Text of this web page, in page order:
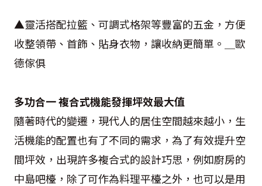
▲靈活搭配拉籃、可調式格架等豐富的五金，方便
收整領帶、首飾、貼身衣物，讓收納更簡單。＿歐
德傢俱
多功合一 複合式機能發揮坪效最大值
隨著時代的變遷，現代人的居住空間越來越小，生
活機能的配置也有了不同的需求，為了有效提升空
間坪效，出現許多複合式的設計巧思，例如廚房的
中島吧檯，除了可作為料理平檯之外，也可以是用